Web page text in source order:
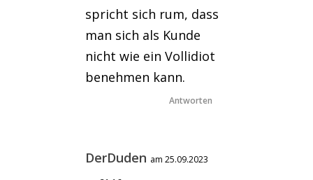
spricht sich rum, dass
man sich als Kunde
nicht wie ein Vollidiot
benehmen kann.
Antworten
DerDuden am 25.09.2023